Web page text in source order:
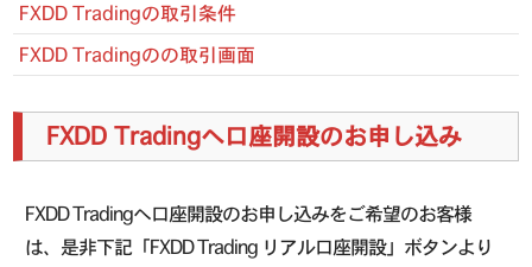
FXDD Tradingの取引条件
FXDD Tradingのの取引画面
FXDD Tradingへ口座開設のお申し込み
FXDD Tradingへ口座開設のお申し込みをご希望のお客様
は、是非下記「FXDD Trading リアル口座開設」ボタンより